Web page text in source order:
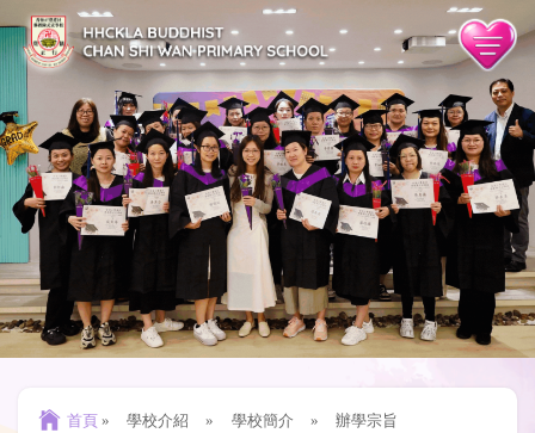
首頁 » 學校介紹 » 學校簡介 » 辦學宗旨